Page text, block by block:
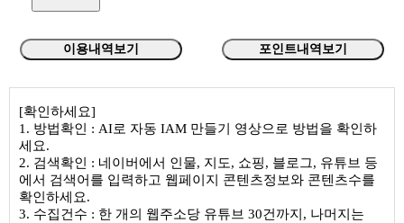
이용내역보기 포인트내역보기
[확인하세요]
1. 방법확인 : AI로 자동 IAM 만들기 영상으로 방법을 확인하
세요.
2. 검색확인 : 네이버에서 인물, 지도, 쇼핑, 블로그, 유튜브 등
에서 검색어를 입력하고 웹페이지 콘텐츠정보와 콘텐츠수를
확인하세요.
3. 수집건수 : 한 개의 웹주소당 유튜브 30건까지, 나머지는